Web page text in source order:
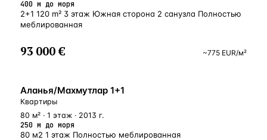
400 м до моря
2+1 120 m² 3 этаж Южная сторона 2 санузла Полностью
меблированная
93 000 € ~775 EUR/м²
У МОРЯ
Аланья/Махмутлар 1+1
Квартиры
80 м² · 1 этаж · 2013 г.
250 м до моря
80 м2 1 этаж Полностью меблированная